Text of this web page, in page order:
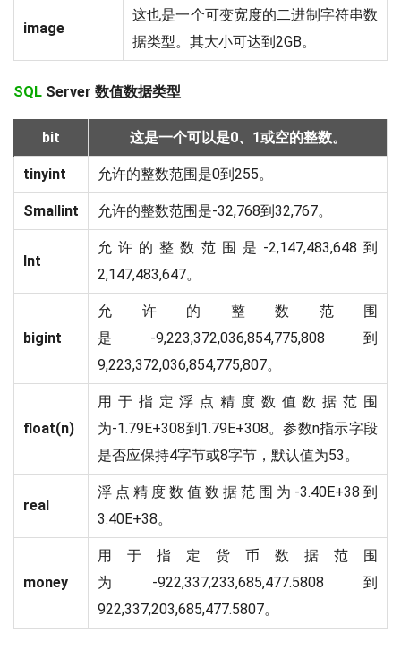
image
这也是一个可变宽度的二进制字符串数
据类型。其大小可达到2GB。
SQL Server 数值数据类型
bit 这是一个可以是0、1或空的整数。
tinyint 允许的整数范围是0到255。
Smallint 允许的整数范围是-32,768到32,767。
Int
允许的整数范围是-2,147,483,648到
2,147,483,647。
bigint
允许的整数范围
是-9,223,372,036,854,775,808到
9,223,372,036,854,775,807。
float(n)
用于指定浮点精度数值数据范围
为-1.79E+308到1.79E+308。参数n指示字段
是否应保持4字节或8字节，默认值为53。
real
浮点精度数值数据范围为-3.40E+38到
3.40E+38。
money
用于指定货币数据范围
为-922,337,233,685,477.5808到
922,337,203,685,477.5807。